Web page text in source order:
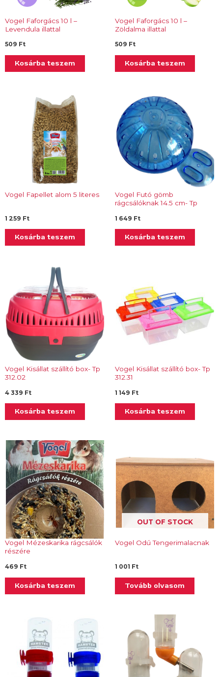
Vogel Faforgács 10 l –
Levendula illattal
509 Ft
Kosárba teszem
Vogel Faforgács 10 l –
Zöldalma illattal
509 Ft
Kosárba teszem
Vogel Fapellet alom 5 literes
1 259 Ft
Kosárba teszem
Vogel Futó gömb
rágcsálóknak 14.5 cm- Tp
1 649 Ft
Kosárba teszem
Vogel Kisállat szállító box- Tp
312.02
4 339 Ft
Kosárba teszem
Vogel Kisállat szállító box- Tp
312.31
1 149 Ft
Kosárba teszem
Vogel Mézeskarika rágcsálók
részére
469 Ft
Kosárba teszem
OUT OF STOCK
Vogel Odú Tengerimalacnak
1 001 Ft
Tovább olvasom